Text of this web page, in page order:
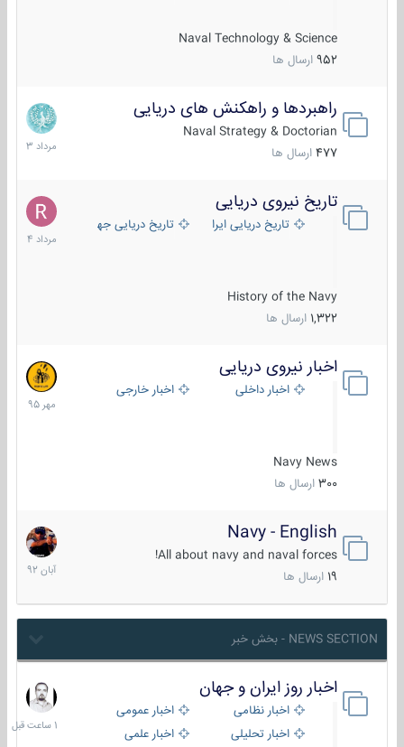
Naval Technology & Science
952 ارسال ها
راهبردها و راهکنش های دریایی
Naval Strategy & Doctorian
477 ارسال ها
2
مرداد
1403
تاریخ نیروی دریایی
تاریخ دریایی ایران تاریخ دریایی جهان
History of the Navy
1,322 ارسال ها
16
مرداد
1404
اخبار نیروی دریایی
اخبار داخلی اخبار خارجی
Navy News
300 ارسال ها
27
مهر
1395
Navy - English
All about navy and naval forces!
ارسال ها
22
آبان
1392
NEWS SECTION - بخش خبر
اخبار روز ایران و جهان
اخبار نظامی
اخبار عمومی
اخبار تحلیلی
اخبار علمی
1
ساعت
قبل